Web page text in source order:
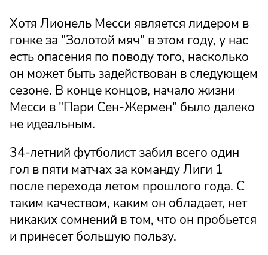
Хотя Лионель Месси является лидером в
гонке за "Золотой мяч" в этом году, у нас
есть опасения по поводу того, насколько
он может быть задействован в следующем
сезоне. В конце концов, начало жизни
Месси в "Пари Сен-Жермен" было далеко
не идеальным.
34-летний футболист забил всего один
гол в пяти матчах за команду Лиги 1
после перехода летом прошлого года. С
таким качеством, каким он обладает, нет
никаких сомнений в том, что он пробьется
и принесет большую пользу.